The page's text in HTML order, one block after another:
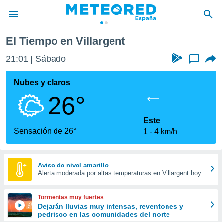
de
por
que se
calidad.
a este
las
y
forma
digital
basada
El Tiempo en Villargent
21:01 Sábado ...
Nubes y claros
26°
Sensación de 26°
Este
1
4 km/h
Aviso de nivel amarillo
Alerta moderada por altas temperaturas en Villargent hoy
Tormentas muy fuertes
Dejarán lluvias muy intensas, reventones y
pedrisco en las comunidades del norte